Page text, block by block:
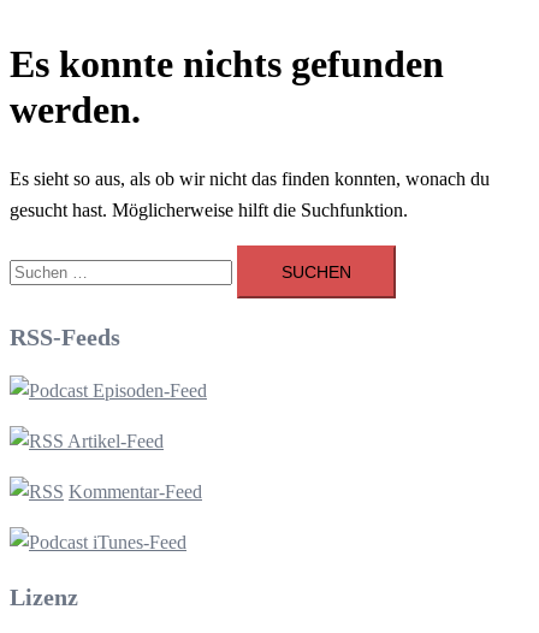
Es konnte nichts gefunden
werden.
Es sieht so aus, als ob wir nicht das finden konnten, wonach du
gesucht hast. Möglicherweise hilft die Suchfunktion.
Suchen
nach:
RSS-Feeds
Episoden-Feed
Artikel-Feed
Kommentar-Feed
iTunes-Feed
Lizenz